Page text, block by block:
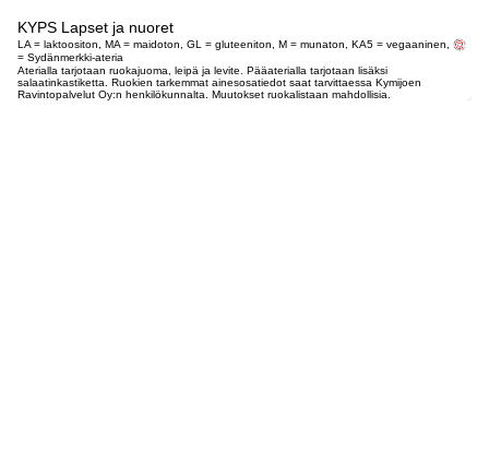
KYPS Lapset ja nuoret
LA = laktoositon, MA = maidoton, GL = gluteeniton, M = munaton, KA5 = vegaaninen,
= Sydänmerkki-ateria
Aterialla tarjotaan ruokajuoma, leipä ja levite. Pääaterialla tarjotaan lisäksi
salaatinkastiketta. Ruokien tarkemmat ainesosatiedot saat tarvittaessa Kymijoen
Ravintopalvelut Oy:n henkilökunnalta. Muutokset ruokalistaan mahdollisia.